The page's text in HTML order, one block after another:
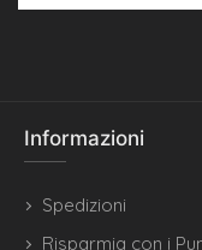
Informazioni
Spedizioni
Risparmia con i